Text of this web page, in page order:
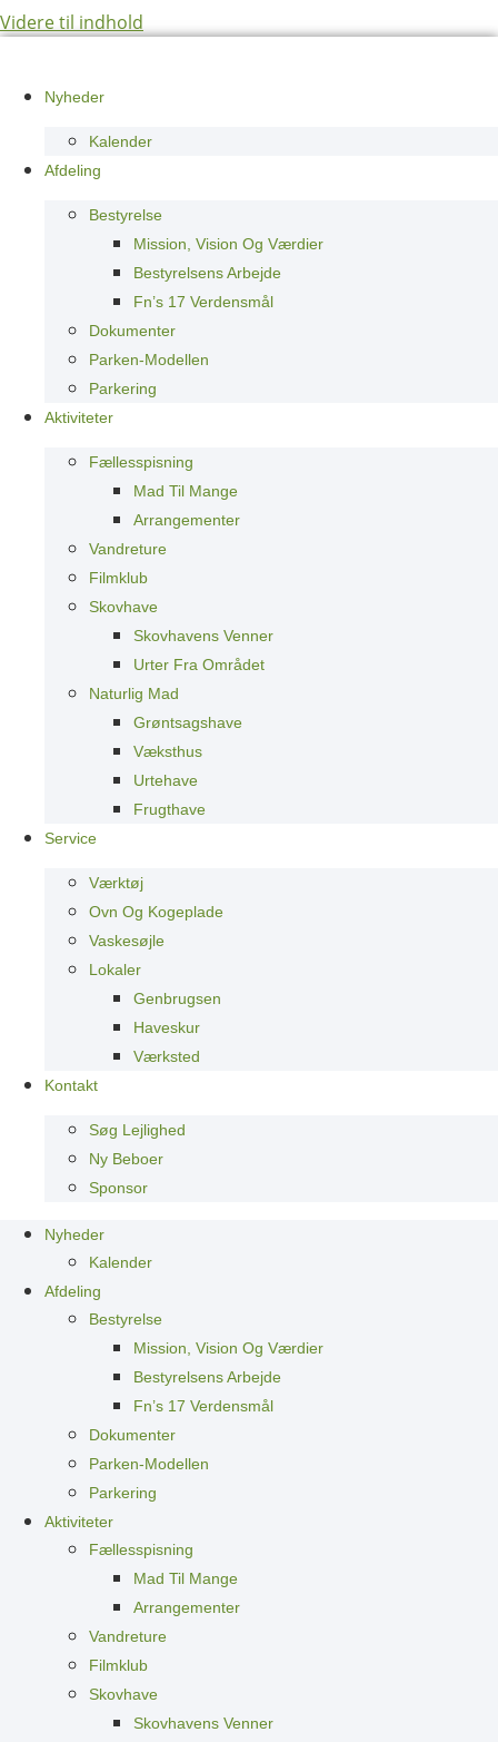
Videre til indhold
Nyheder
Kalender
Afdeling
Bestyrelse
Mission, Vision Og Værdier
Bestyrelsens Arbejde
Fn’s 17 Verdensmål
Dokumenter
Parken-Modellen
Parkering
Aktiviteter
Fællesspisning
Mad Til Mange
Arrangementer
Vandreture
Filmklub
Skovhave
Skovhavens Venner
Urter Fra Området
Naturlig Mad
Grøntsagshave
Væksthus
Urtehave
Frugthave
Service
Værktøj
Ovn Og Kogeplade
Vaskesøjle
Lokaler
Genbrugsen
Haveskur
Værksted
Kontakt
Søg Lejlighed
Ny Beboer
Sponsor
Nyheder
Kalender
Afdeling
Bestyrelse
Mission, Vision Og Værdier
Bestyrelsens Arbejde
Fn’s 17 Verdensmål
Dokumenter
Parken-Modellen
Parkering
Aktiviteter
Fællesspisning
Mad Til Mange
Arrangementer
Vandreture
Filmklub
Skovhave
Skovhavens Venner